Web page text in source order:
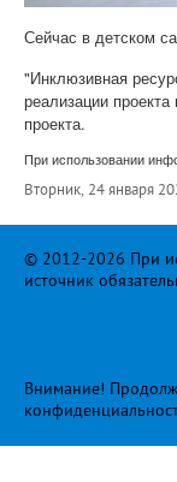
Сейчас в детском
"Инклюзивная
реализации
проекта.
При использовании
Вторник, 24 января
© 2012-2026 При
источник
Внимание!